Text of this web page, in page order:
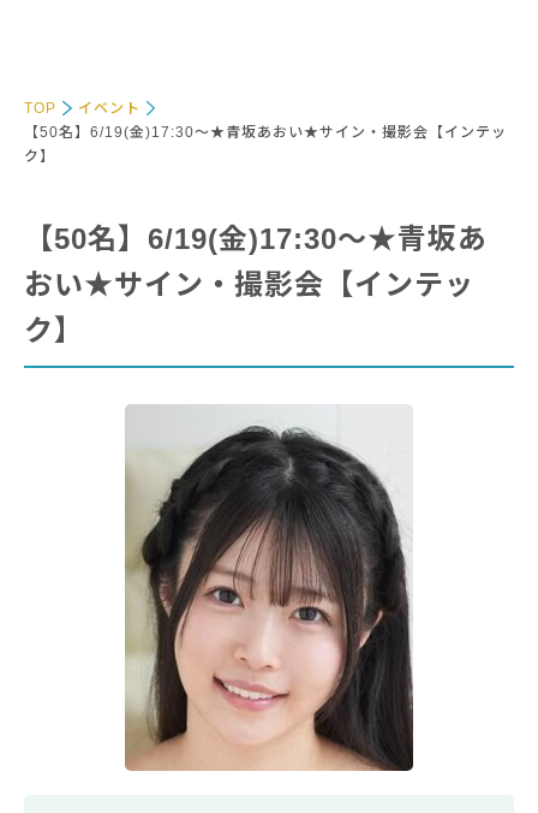
TOP
イベント
【50名】6/19(金)17:30～★青坂あおい★サイン・撮影会【インテッ
ク】
【50名】6/19(金)17:30～★青坂あ
おい★サイン・撮影会【インテッ
ク】